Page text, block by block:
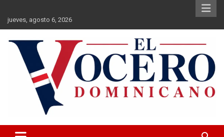
contenido
jueves, agosto 6, 2026
El Vocero Dominicano